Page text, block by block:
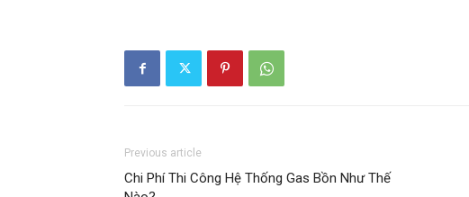
Previous article
Chi Phí Thi Công Hệ Thống Gas Bồn Như Thế